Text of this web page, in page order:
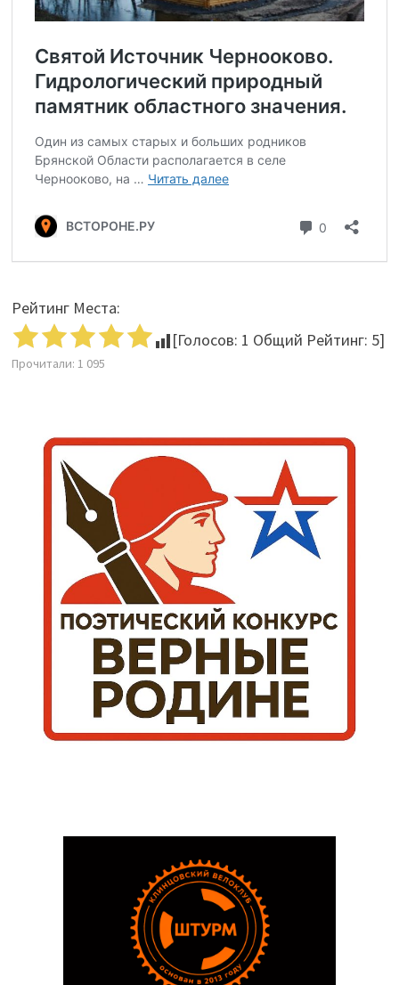
Рейтинг Места:
[Голосов: 1 Общий Рейтинг: 5]
Прочитали: 1 095